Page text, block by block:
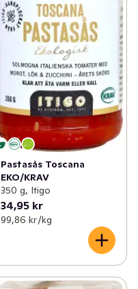
Pastasås Toscana
EKO/KRAV
350 g, Itigo
34,95 kr
99,86 kr /kg